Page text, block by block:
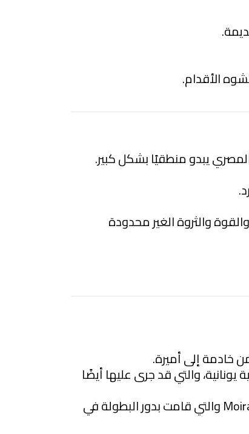
الأقدام.
المصري يبدو منطقيًا بشكل كبير.
والثروة الغير محدودة
خادمة إلى أميرة.
والتي قد جرى عليها أيضًا
لصالح Moira Shearer والتي قامت بدور البطولة في